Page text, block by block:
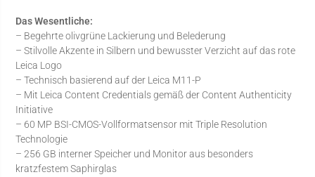
Das Wesentliche:
– Begehrte olivgrüne Lackierung und Belederung
– Stilvolle Akzente in Silbern und bewusster Verzicht auf das rote
Leica Logo
– Technisch basierend auf der Leica M11-P
– Mit Leica Content Credentials gemäß der Content Authenticity
Initiative
– 60 MP BSI-CMOS-Vollformatsensor mit Triple Resolution
Technologie
– 256 GB interner Speicher und Monitor aus besonders
kratzfestem Saphirglas